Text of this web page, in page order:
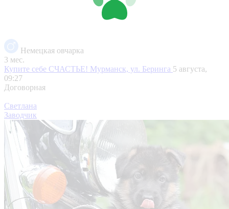
Немецкая овчарка
3 мес.
Купите себе СЧАСТЬЕ! Мурманск, ул. Беринга 5 августа,
09:27
Договорная
Светлана
Заводчик